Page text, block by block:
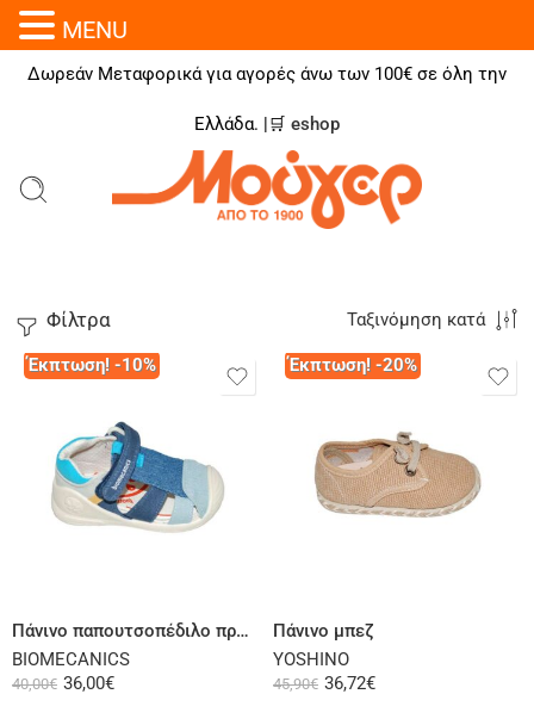
Δωρεάν Μεταφορικά για αγορές άνω των 100€ σε όλη την
Ελλάδα. |🛒 eshop
Φίλτρα Ταξινόμηση κατά
Έκπτωση! -10%
Πάνινο παπουτσοπέδιλο πρώτα βήματα μπλε σιέλ
BIOMECANICS
40,00€ 36,00€
Έκπτωση! -20%
Πάνινο μπεζ
YOSHINO
45,90€ 36,72€
MENU